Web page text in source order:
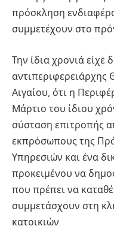
πρόσκληση
συμμετέχουν στο
Την ίδια χρονιά είχε
Αιγαίου, ότι η
Μάρτιο του ίδιου
σύσταση επιτροπής
εκπρόσωπους της
Υπηρεσιών και ένα
προκειμένου να
που πρέπει να
συμμετάσχουν στη
κατοικιών.